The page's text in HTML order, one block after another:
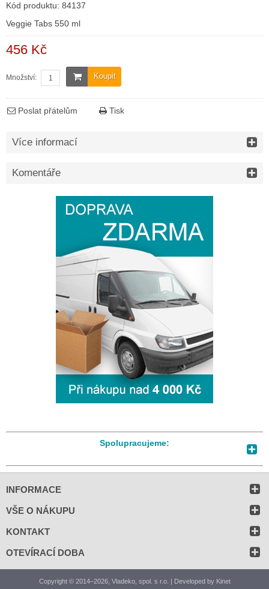
Kód produktu: 84137
Veggie Tabs 550 ml
456 Kč
Koupit
Množství:
Poslat přátelům Tisk
Více informací
Komentáře
Spolupracujeme:
INFORMACE
VŠE O NÁKUPU
KONTAKT
OTEVÍRACÍ DOBA
Copyright © 2014–2026, Vladeko, spol. s r.o. | Developed by Kinet